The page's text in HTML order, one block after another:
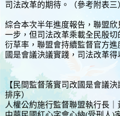
司法改革的期待。（參考附表三
綜合本次半年進度報告，聯盟
一步，但司法改革乘載全民殷
衍草率，聯盟會持續監督官方
國是會議決議實踐，司法改革得
【民間監督落實司改國是會議
排序）
人權公約施行監督聯盟執行長｜